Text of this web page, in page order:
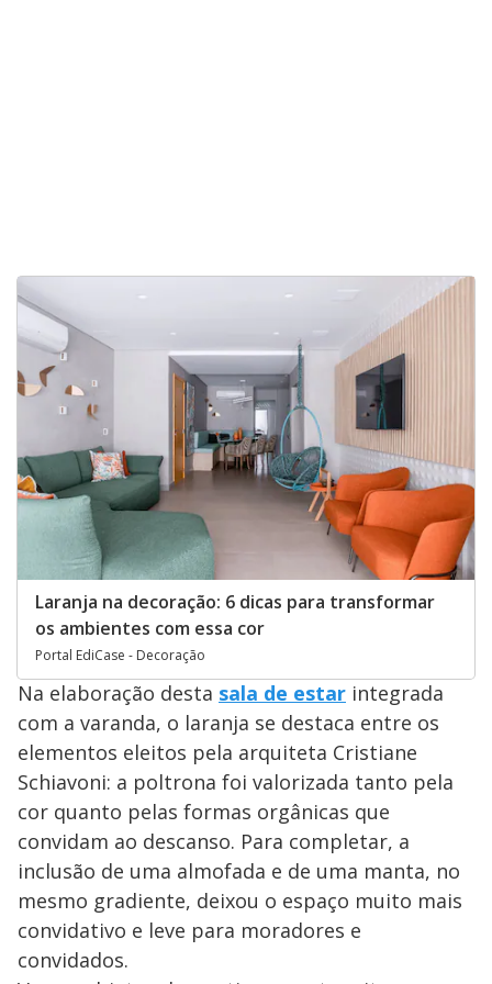
Laranja na decoração: 6 dicas para transformar
os ambientes com essa cor
Portal EdiCase - Decoração
Na elaboração desta sala de estar integrada
com a varanda, o laranja se destaca entre os
elementos eleitos pela arquiteta Cristiane
Schiavoni: a poltrona foi valorizada tanto pela
cor quanto pelas formas orgânicas que
convidam ao descanso. Para completar, a
inclusão de uma almofada e de uma manta, no
mesmo gradiente, deixou o espaço muito mais
convidativo e leve para moradores e
convidados.